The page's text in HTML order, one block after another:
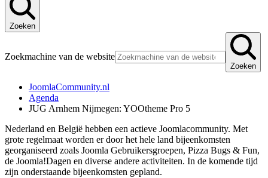
Zoeken
Zoekmachine van de website
Zoeken
JoomlaCommunity.nl
Agenda
JUG Arnhem Nijmegen: YOOtheme Pro 5
Nederland en België hebben een actieve Joomlacommunity. Met
grote regelmaat worden er door het hele land bijeenkomsten
georganiseerd zoals Joomla Gebruikersgroepen, Pizza Bugs & Fun,
de Joomla!Dagen en diverse andere activiteiten. In de komende tijd
zijn onderstaande bijeenkomsten gepland.